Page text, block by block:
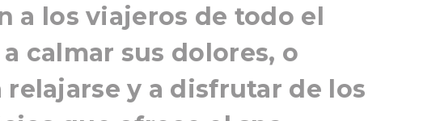
a los viajeros de todo el
calmar sus dolores, o
y a disfrutar de los